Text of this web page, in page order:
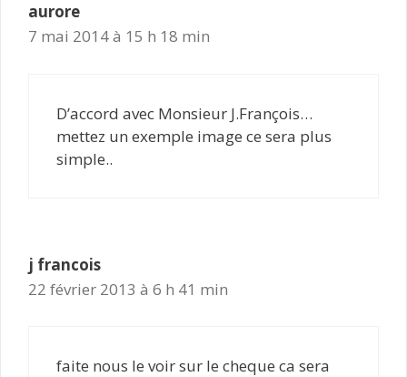
aurore
7 mai 2014 à 15 h 18 min
D’accord avec Monsieur J.François…
mettez un exemple image ce sera plus
simple..
j francois
22 février 2013 à 6 h 41 min
faite nous le voir sur le cheque ca sera